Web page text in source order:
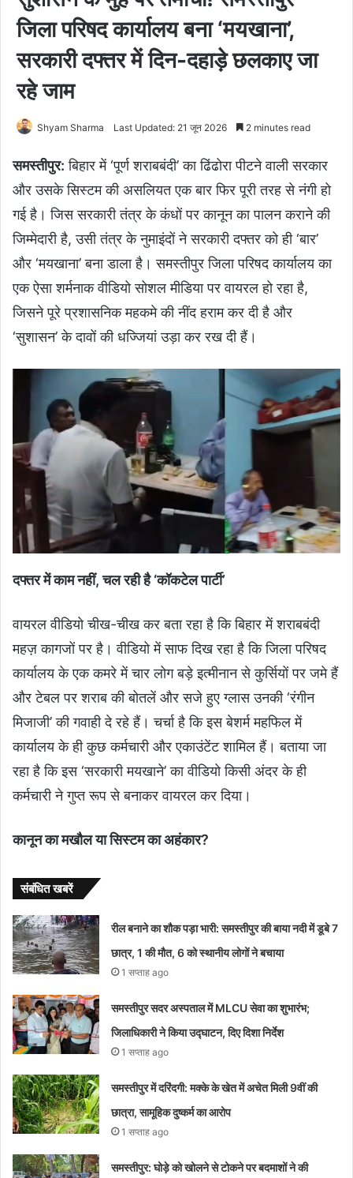
जिला परिषद कार्यालय बना ‘मयखाना’,
सरकारी दफ्तर में दिन-दहाड़े छलकाए जा
रहे जाम
Shyam Sharma Last Updated: 21 जून 2026 2 minutes read
समस्तीपुर: बिहार में ‘पूर्ण शराबबंदी’ का ढिंढोरा पीटने वाली सरकार
और उसके सिस्टम की असलियत एक बार फिर पूरी तरह से नंगी हो
गई है। जिस सरकारी तंत्र के कंधों पर कानून का पालन कराने की
जिम्मेदारी है, उसी तंत्र के नुमाइंदों ने सरकारी दफ्तर को ही ‘बार’
और ‘मयखाना’ बना डाला है। समस्तीपुर जिला परिषद कार्यालय का
एक ऐसा शर्मनाक वीडियो सोशल मीडिया पर वायरल हो रहा है,
जिसने पूरे प्रशासनिक महकमे की नींद हराम कर दी है और
‘सुशासन’ के दावों की धज्जियां उड़ा कर रख दी हैं।
दफ्तर में काम नहीं, चल रही है ‘कॉकटेल पार्टी’
वायरल वीडियो चीख-चीख कर बता रहा है कि बिहार में शराबबंदी
महज़ कागजों पर है। वीडियो में साफ दिख रहा है कि जिला परिषद
कार्यालय के एक कमरे में चार लोग बड़े इत्मीनान से कुर्सियों पर जमे हैं
और टेबल पर शराब की बोतलें और सजे हुए ग्लास उनकी ‘रंगीन
मिजाजी’ की गवाही दे रहे हैं। चर्चा है कि इस बेशर्म महफिल में
कार्यालय के ही कुछ कर्मचारी और एकाउंटेंट शामिल हैं। बताया जा
रहा है कि इस ‘सरकारी मयखाने’ का वीडियो किसी अंदर के ही
कर्मचारी ने गुप्त रूप से बनाकर वायरल कर दिया।
कानून का मखौल या सिस्टम का अहंकार?
संबंधित खबरें
रील बनाने का शौक पड़ा भारी: समस्तीपुर की बाया नदी में डूबे 7
छात्र, 1 की मौत, 6 को स्थानीय लोगों ने बचाया
1 सप्ताह ago
समस्तीपुर सदर अस्पताल में MLCU सेवा का शुभारंभ;
जिलाधिकारी ने किया उद्घाटन, दिए दिशा निर्देश
1 सप्ताह ago
समस्तीपुर में दरिंदगी: मक्के के खेत में अचेत मिली 9वीं की
छात्रा, सामूहिक दुष्कर्म का आरोप
1 सप्ताह ago
समस्तीपुर: घोड़े को खोलने से टोकने पर बदमाशों ने की